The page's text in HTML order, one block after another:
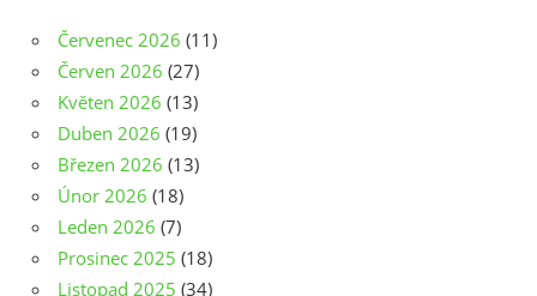
Červenec 2026 (11)
Červen 2026 (27)
Květen 2026 (13)
Duben 2026 (19)
Březen 2026 (13)
Únor 2026 (18)
Leden 2026 (7)
Prosinec 2025 (18)
Listopad 2025 (34)